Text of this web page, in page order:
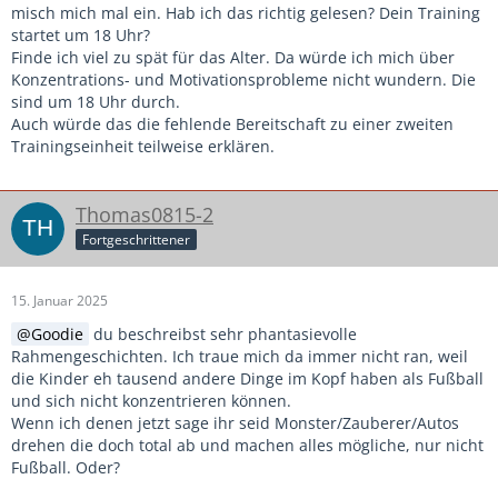
misch mich mal ein. Hab ich das richtig gelesen? Dein Training
startet um 18 Uhr?
Finde ich viel zu spät für das Alter. Da würde ich mich über
Konzentrations- und Motivationsprobleme nicht wundern. Die
sind um 18 Uhr durch.
Auch würde das die fehlende Bereitschaft zu einer zweiten
Trainingseinheit teilweise erklären.
Thomas0815-2
Fortgeschrittener
15. Januar 2025
Goodie du beschreibst sehr phantasievolle
Rahmengeschichten. Ich traue mich da immer nicht ran, weil
die Kinder eh tausend andere Dinge im Kopf haben als Fußball
und sich nicht konzentrieren können.
Wenn ich denen jetzt sage ihr seid Monster/Zauberer/Autos
drehen die doch total ab und machen alles mögliche, nur nicht
Fußball. Oder?